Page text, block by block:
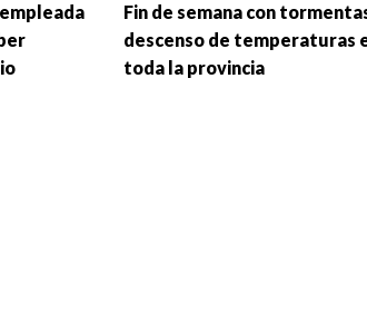
Fin de semana con
descenso de temperaturas
toda la provincia